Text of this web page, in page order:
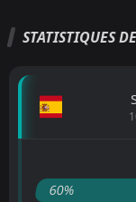
STATISTIQUES
60%